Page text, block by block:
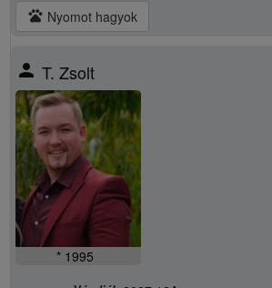
pets Nyomot hagyok
person T. Zsolt
* 1995